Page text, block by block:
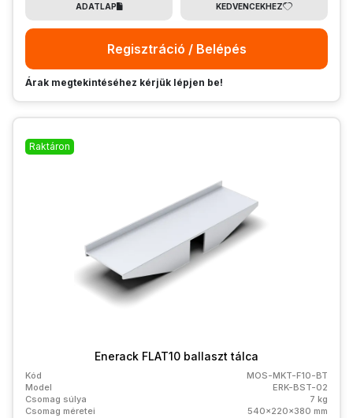
ADATLAP KEDVENCEKHEZ
Regisztráció / Belépés
Árak megtekintéséhez kérjük lépjen be!
Raktáron
Enerack FLAT10 ballaszt tálca
Kód
MOS-MKT-F10-BT
Model
ERK-BST-02
Csomag súlya
7 kg
Csomag méretei
540x220x380 mm